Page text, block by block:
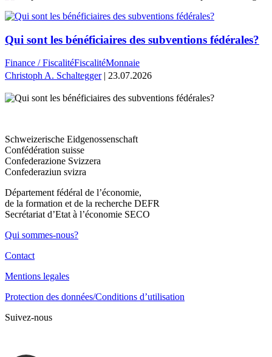
Qui sont les bénéficiaires des subventions fédérales?
Finance / FiscalitéFiscalitéMonnaie
Christoph A. Schaltegger| 23.07.2026
Schweizerische Eidgenossenschaft
Confédération suisse
Confederazione Svizzera
Confederaziun svizra
Département fédéral de l’économie,
de la formation et de la recherche DEFR
Secrétariat d’Etat à l’économie SECO
Qui sommes-nous?
Contact
Mentions legales
Protection des données/Conditions d’utilisation
Suivez-nous